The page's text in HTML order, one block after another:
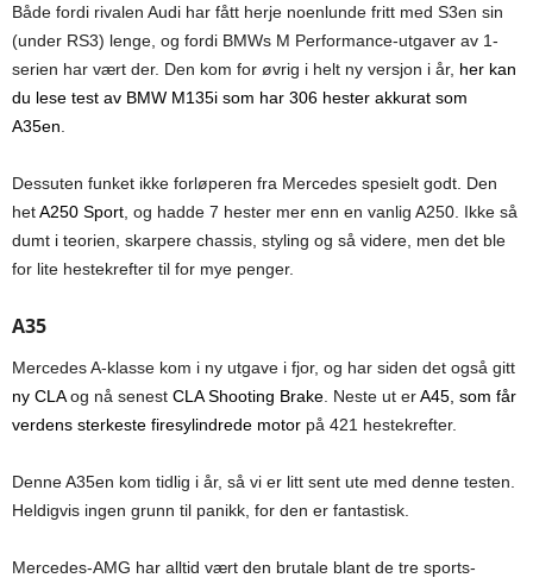
Både fordi rivalen Audi har fått herje noenlunde fritt med S3en sin
(under RS3) lenge, og fordi BMWs M Performance-utgaver av 1-
serien har vært der. Den kom for øvrig i helt ny versjon i år, her kan
du lese test av BMW M135i som har 306 hester akkurat som
A35en
Dessuten funket ikke forløperen fra Mercedes spesielt godt. Den
hetA250 Sport , og hadde 7 hester mer enn en vanlig A250. Ikke så
dumt i teorien, skarpere chassis, styling og så videre, men det ble
for lite hestekrefter til for mye penger.
A35
Mercedes A-klasse kom i ny utgave i fjor, og har siden det også gitt
ny CLAog nå senest CLA Shooting Brake . Neste ut erA45, som får
verdens sterkeste firesylindrede motor på 421 hestekrefter.
Denne A35en kom tidlig i år, så vi er litt sent ute med denne testen.
Heldigvis ingen grunn til panikk, for den er fantastisk.
Mercedes-AMG har alltid vært den brutale blant de tre sports-